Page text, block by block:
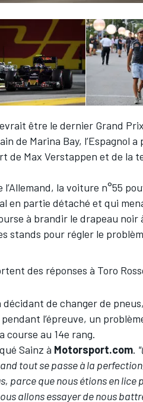
être le dernier Grand
de Marina Bay, l’Espagnol
de Max Verstappen et de la
la voiture n°55
en partie détaché et qui
à brandir le drapeau noir
stands pour régler le
des réponses à Toro
de changer de
l’épreuve, un
course au 14e rang.
Sainz à Motorsport.com.
tout se passe à la
parce que nous étions en lice
allons essayer de nous